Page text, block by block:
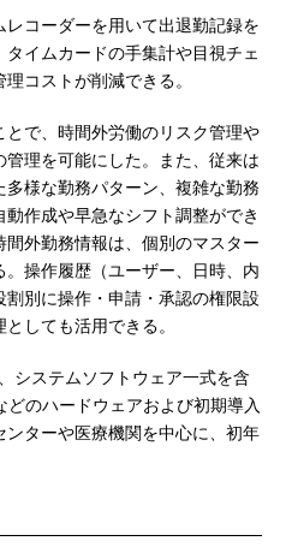
コーダーを用いて出退勤記録を
イムカードの手集計や目視チェ
コストが削減できる。
で、時間外労働のリスク管理や
理を可能にした。また、従来は
様な勤務パターン、複雑な勤務
作成や早急なシフト調整ができ
外勤務情報は、個別のマスター
操作履歴（ユーザー、日時、内
別に操作・申請・承認の権限設
としても活用できる。
システムソフトウェア一式を含
のハードウェアおよび初期導入
ターや医療機関を中心に、初年